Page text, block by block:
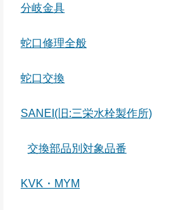
分岐金具
蛇口修理全般
蛇口交換
SANEI(旧:三栄水栓製作所)
交換部品別対象品番
KVK・MYM